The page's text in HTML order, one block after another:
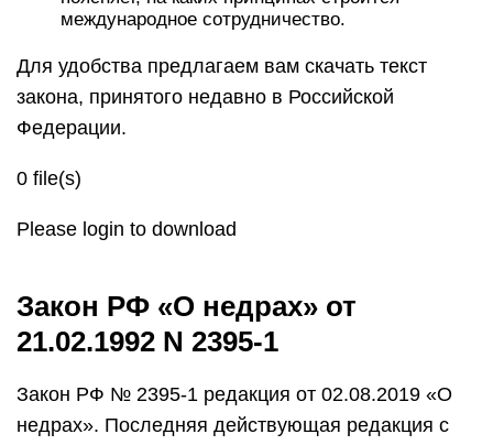
международное сотрудничество.
Для удобства предлагаем вам скачать текст
закона, принятого недавно в Российской
Федерации.
0 file(s)
Please login to download
Закон РФ «О недрах» от
21.02.1992 N 2395-1
Закон РФ № 2395-1 редакция от 02.08.2019 «О
недрах». Последняя действующая редакция с